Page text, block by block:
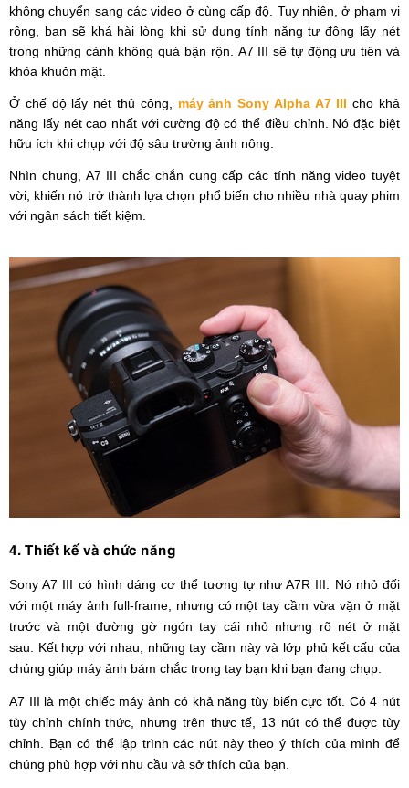
không chuyển sang các video ở cùng cấp độ. Tuy nhiên, ở phạm vi
rộng, bạn sẽ khá hài lòng khi sử dụng tính năng tự động lấy nét
trong những cảnh không quá bận rộn. A7 III sẽ tự động ưu tiên và
khóa khuôn mặt.
Ở chế độ lấy nét thủ công, máy ảnh Sony Alpha A7 III cho khả
năng lấy nét cao nhất với cường độ có thể điều chỉnh. Nó đặc biệt
hữu ích khi chụp với độ sâu trường ảnh nông.
Nhìn chung, A7 III chắc chắn cung cấp các tính năng video tuyệt
vời, khiến nó trở thành lựa chọn phổ biến cho nhiều nhà quay phim
với ngân sách tiết kiệm.
4. Thiết kế và chức năng
Sony A7 III có hình dáng cơ thể tương tự như A7R III. Nó nhỏ đối
với một máy ảnh full-frame, nhưng có một tay cầm vừa vặn ở mặt
trước và một đường gờ ngón tay cái nhỏ nhưng rõ nét ở mặt
sau. Kết hợp với nhau, những tay cầm này và lớp phủ kết cấu của
chúng giúp máy ảnh bám chắc trong tay bạn khi bạn đang chụp.
A7 III là một chiếc máy ảnh có khả năng tùy biến cực tốt. Có 4 nút
tùy chỉnh chính thức, nhưng trên thực tế, 13 nút có thể được tùy
chỉnh. Bạn có thể lập trình các nút này theo ý thích của mình để
chúng phù hợp với nhu cầu và sở thích của bạn.